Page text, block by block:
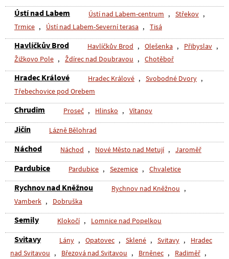
Ústí nad Labem Ústí nad Labem-centrum , Střekov ,
Trmice , Ústí nad Labem-Severní terasa , Tisá
Havlíčkův Brod Havlíčkův Brod , Olešenka , Přibyslav ,
Žižkovo Pole , Ždírec nad Doubravou , Chotěboř
Hradec Králové Hradec Králové , Svobodné Dvory ,
Třebechovice pod Orebem
Chrudim Proseč , Hlinsko , Vítanov
Jičín Lázně Bělohrad
Náchod Náchod , Nové Město nad Metují , Jaroměř
Pardubice Pardubice , Sezemice , Chvaletice
Rychnov nad Kněžnou Rychnov nad Kněžnou ,
Vamberk , Dobruška
Semily Klokočí , Lomnice nad Popelkou
Svitavy Lány , Opatovec , Sklené , Svitavy ,
Hradec
nad Svitavou , Březová nad Svitavou , Brněnec , Radiměř ,